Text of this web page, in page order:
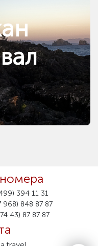
394 11 31
968) 848 87 87
43) 87 87 87